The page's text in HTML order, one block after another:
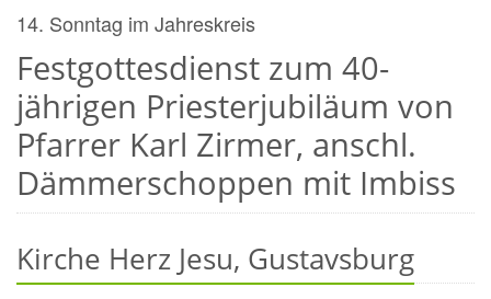
Festgottesdienst zum 40-
jährigen Priesterjubiläum von
Pfarrer Karl Zirmer, anschl.
Dämmerschoppen mit Imbiss
14. Sonntag im Jahreskreis
Kirche Herz Jesu, Gustavsburg